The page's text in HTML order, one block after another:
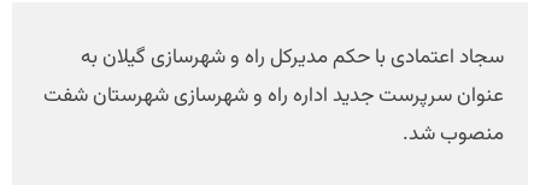
سجاد اعتمادی با حکم مدیرکل راه و شهرسازی گیلان به
عنوان سرپرست جدید اداره راه و شهرسازی شهرستان شفت
منصوب شد.